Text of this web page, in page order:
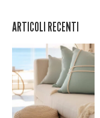
ARTICOLI RECENTI